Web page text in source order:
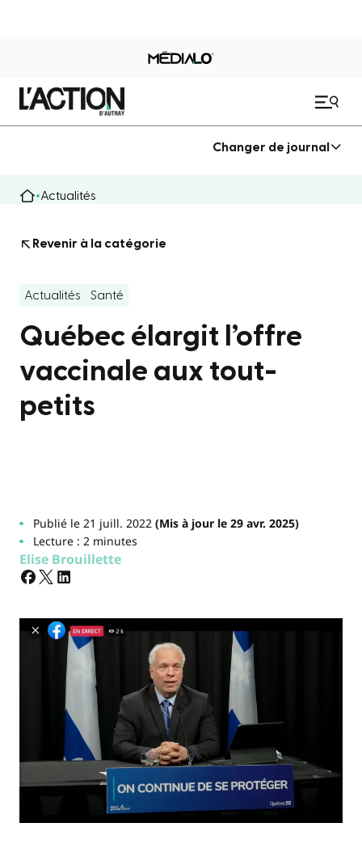
Changer de journal
Actualités
Revenir à la catégorie
Actualités Santé
Québec élargit l’offre
vaccinale aux tout-
petits
Publié le 21 juill. 2022(Mis à jour le 29 avr. 2025)
Lecture : 2 minutes
Elise Brouillette